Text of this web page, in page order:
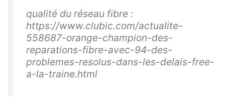
qualité du réseau fibre :
https://www.clubic.com/actualite-
558687-orange-champion-des-
reparations-fibre-avec-94-des-
problemes-resolus-dans-les-delais-free-
a-la-traine.html